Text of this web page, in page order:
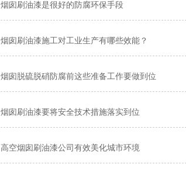
烟囱刷油漆是很好的防腐环保手段
烟囱刷油漆施工对工业生产有哪些效能？
烟囱脱硫脱硝防腐前这些准备工作要做到位
烟囱刷油漆要将安全技术措施落实到位
高空烟囱刷油漆公司有效美化城市环境